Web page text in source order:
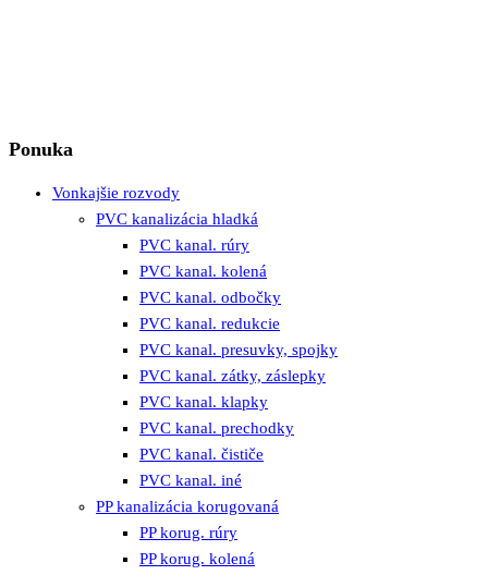
Ponuka
Vonkajšie rozvody
PVC kanalizácia hladká
PVC kanal. rúry
PVC kanal. kolená
PVC kanal. odbočky
PVC kanal. redukcie
PVC kanal. presuvky, spojky
PVC kanal. zátky, záslepky
PVC kanal. klapky
PVC kanal. prechodky
PVC kanal. čističe
PVC kanal. iné
PP kanalizácia korugovaná
PP korug. rúry
PP korug. kolená